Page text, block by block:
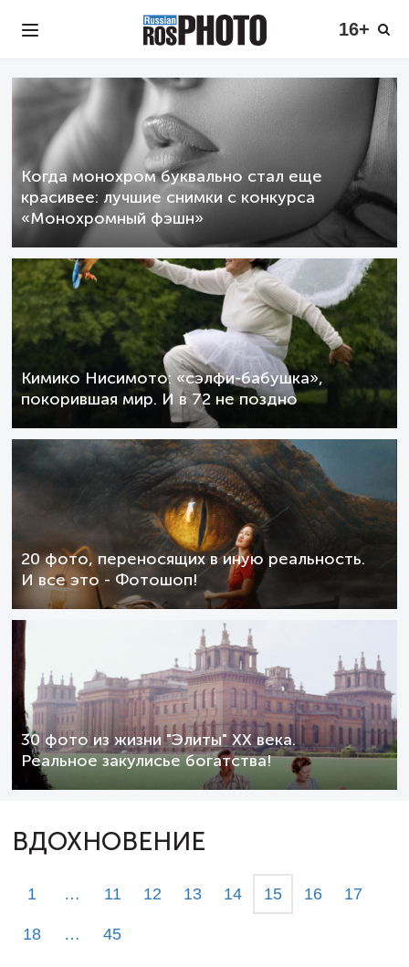
16+
Когда монохром буквально стал еще
красивее: лучшие снимки с конкурса
«Монохромный фэшн»
Кимико Нисимото: «сэлфи-бабушка»,
покорившая мир. И в 72 не поздно
20 фото, переносящих в иную реальность.
И все это - Фотошоп!
30 фото из жизни "Элиты" XX века.
Реальное закулисье богатства!
ВДОХНОВЕНИЕ
1 … 11 12 13 14 15 16 17
18 … 45